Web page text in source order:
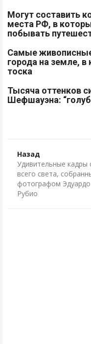
Могут составить
места РФ, в
побывать
Самые
города на земле, в
тоска
Тысяча оттенков
Шефшауэна:
Назад
Удивительные кадры
всего света,
фотографом Эдуардо
Рубио